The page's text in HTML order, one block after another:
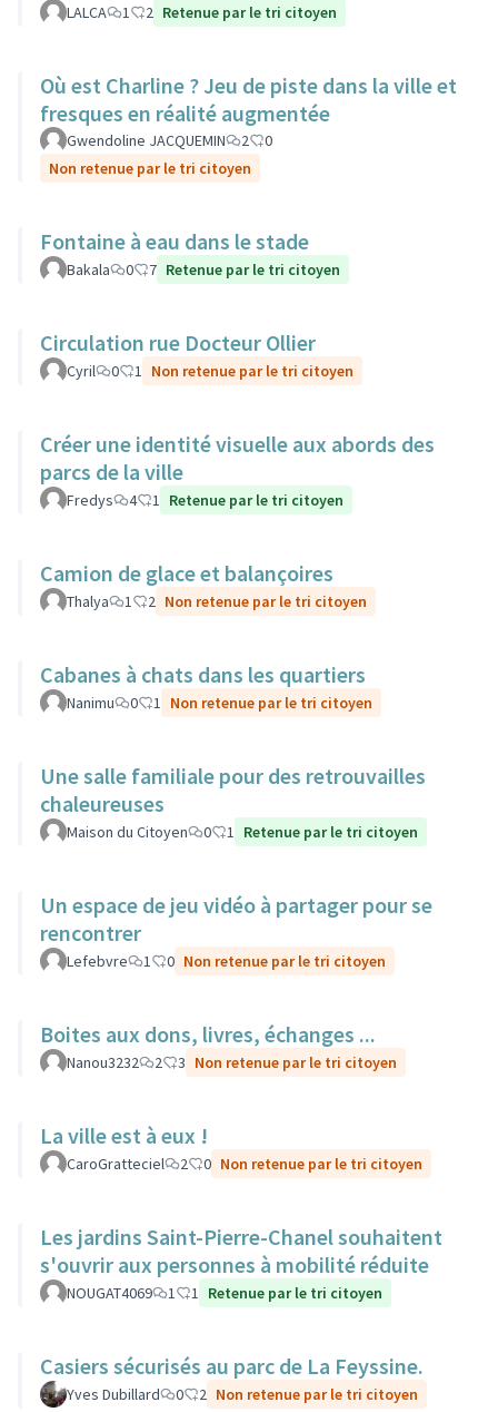
LALCA 1 2 Retenue par le tri citoyen
Où est Charline ? Jeu de piste dans la ville et
fresques en réalité augmentée
Gwendoline JACQUEMIN 2
0
Non retenue par le tri citoyen
Fontaine à eau dans le stade
Bakala 0 7 Retenue par le tri citoyen
Circulation rue Docteur Ollier
Cyril 0 1 Non retenue par le tri citoyen
Créer une identité visuelle aux abords des
parcs de la ville
Fredys 4 1 Retenue par le tri citoyen
Camion de glace et balançoires
Thalya 1 2 Non retenue par le tri citoyen
Cabanes à chats dans les quartiers
Nanimu 0 1 Non retenue par le tri citoyen
Une salle familiale pour des retrouvailles
chaleureuses
Maison du Citoyen 0 1 Retenue par le tri citoyen
Un espace de jeu vidéo à partager pour se
rencontrer
Lefebvre 1 0 Non retenue par le tri citoyen
Boites aux dons, livres, échanges ...
Nanou3232 2 3 Non retenue par le tri citoyen
La ville est à eux !
CaroGratteciel 2 0 Non retenue par le tri citoyen
Les jardins Saint-Pierre-Chanel souhaitent
s'ouvrir aux personnes à mobilité réduite
NOUGAT4069 1 1 Retenue par le tri citoyen
Casiers sécurisés au parc de La Feyssine.
Yves Dubillard 0 2 Non retenue par le tri citoyen